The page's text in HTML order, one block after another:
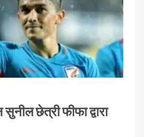
छेत्री फीफा द्वारा